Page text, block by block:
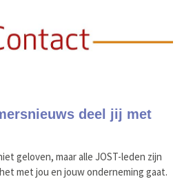
deel jij met
geloven, maar alle JOST-leden zijn
met jou en jouw onderneming gaat.